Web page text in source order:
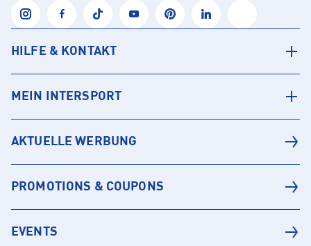
HILFE & KONTAKT
MEIN INTERSPORT
AKTUELLE WERBUNG
PROMOTIONS & COUPONS
EVENTS